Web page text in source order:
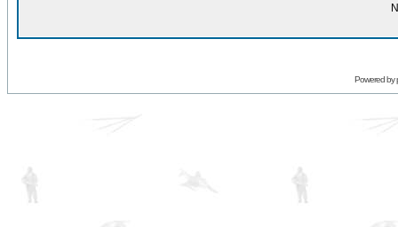
Powered by